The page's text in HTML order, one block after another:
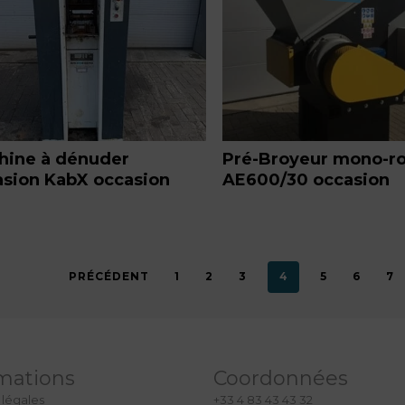
à dénuder
KabX occasion
Pré-Broyeur mono-
AE600/30 occasion
PRÉCÉDENT 1 2 3 4 5 6 7
Coordonnées
+33 4 83 43 43 32